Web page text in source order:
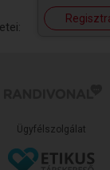
Ügyfélszolgálat